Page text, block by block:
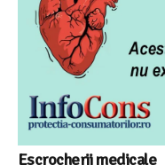
Escrocherii medicale